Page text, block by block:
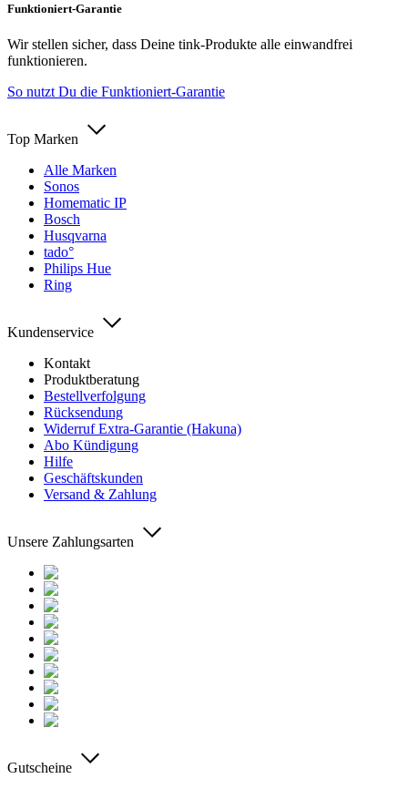
Funktioniert-Garantie
Wir stellen sicher, dass Deine tink-Produkte alle einwandfrei
funktionieren.
So nutzt Du die Funktioniert-Garantie
Top Marken
Alle Marken
Sonos
Homematic IP
Bosch
Husqvarna
tado°
Philips Hue
Ring
Kundenservice
Kontakt
Produktberatung
Bestellverfolgung
Rücksendung
Widerruf Extra-Garantie (Hakuna)
Abo Kündigung
Hilfe
Geschäftskunden
Versand & Zahlung
Unsere Zahlungsarten
Gutscheine